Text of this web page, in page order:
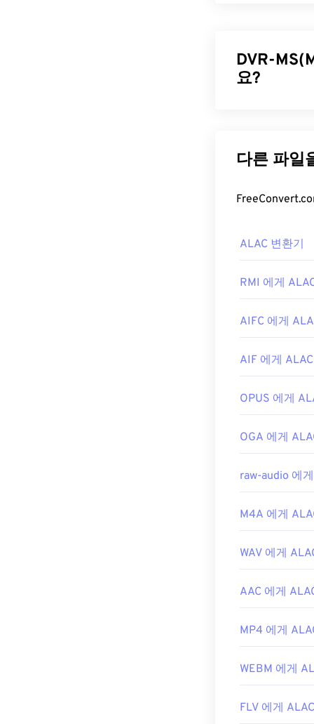
DVR-
요?
으며,
(Windows 7
Microsoft
음 유틸리티를
DVR-MS 파일
개발자:
https://
ALAC 변환기
RMI 에게
AIFC 에게
AIF 에게 ALAC
OPUS 에게
OGA 에게
raw-audio 에
M4A 에게
WAV 에게
AAC 에게
MP4 에게
WEBM 에게
FLV 에게 ALAC